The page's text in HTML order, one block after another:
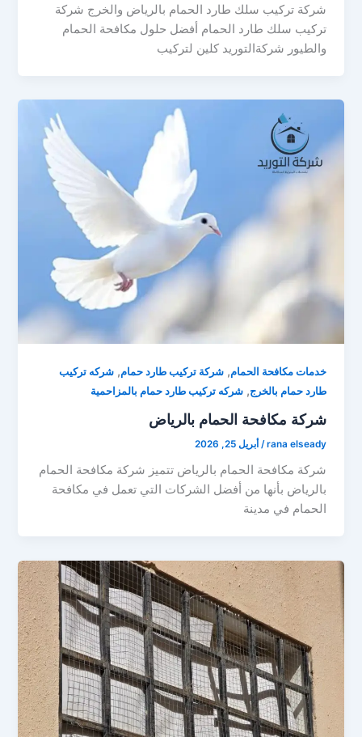
شركة تركيب سلك طارد الحمام بالرياض والخرج شركة
تركيب سلك طارد الحمام أفضل حلول مكافحة الحمام
والطيور شركةالتوريد كلين لتركيب
خدمات مكافحة الحمام,شركة تركيب طارد حمام,شركه تركيب
طارد حمام بالخرج,شركه تركيب طارد حمام بالمزاحمية
شركة مكافحة الحمام بالرياض
rana elseady
/أبريل 25, 2026
شركة مكافحة الحمام بالرياض تتميز شركة مكافحة الحمام
بالرياض بأنها من أفضل الشركات التي تعمل في مكافحة
الحمام في مدينة